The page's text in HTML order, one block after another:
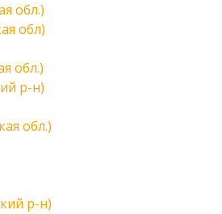
обл.)
обл)
обл.)
р-н)
обл.)
р-н)